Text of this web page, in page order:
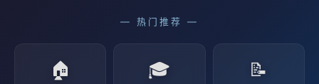
— 热门推荐 —
🏠 🎓 📝